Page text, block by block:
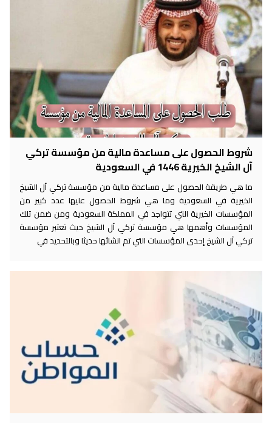
شروط الحصول على مساعدة مالية من مؤسسة تركي
آل الشيخ الخيرية 1446 في السعودية
ما هي طريقة الحصول على مساعدة مالية من مؤسسة تركي آل الشيخ
الخيرية في السعودية وما هي شروط الحصول عليها عدد كبير من
المؤسسات الخيرية التي تتواجد في المملكة السعودية ومن ضمن تلك
المؤسسات وأهمها هي مؤسسة تركي آل الشيخ حيث تعتبر مؤسسة
تركي آل الشيخ إحدى المؤسسات التي تم انشائها حديثا وبالتحديد في